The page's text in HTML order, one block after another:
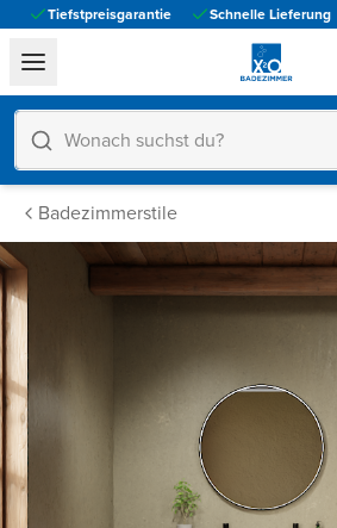
Tiefstpreisgarantie Schnelle Lieferung
general.navigation.toggle_menu.label
Badezimmerstile